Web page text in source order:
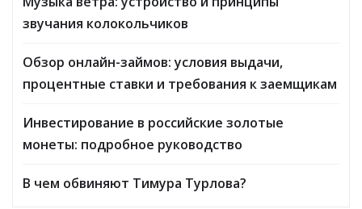
звучания колокольчиков
Обзор онлайн-займов: условия выдачи,
процентные ставки и требования к заемщикам
Инвестирование в российские золотые
монеты: подробное руководство
В чем обвиняют Тимура Турлова?